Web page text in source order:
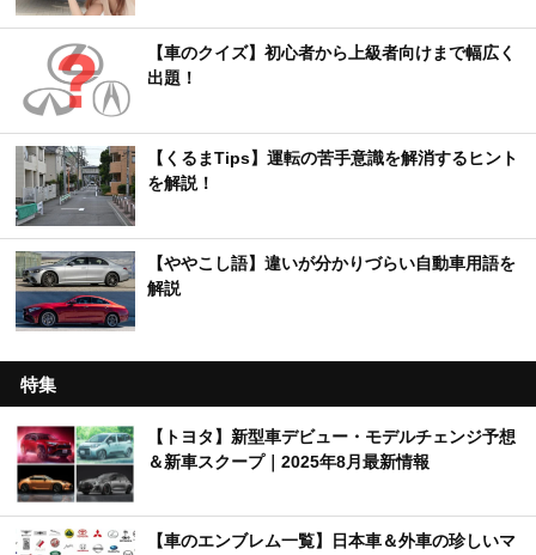
【車のクイズ】初心者から上級者向けまで幅広く
出題！
【くるまTips】運転の苦手意識を解消するヒント
を解説！
【ややこし語】違いが分かりづらい自動車用語を
解説
特集
【トヨタ】新型車デビュー・モデルチェンジ予想
＆新車スクープ｜2025年8月最新情報
【車のエンブレム一覧】日本車＆外車の珍しいマ